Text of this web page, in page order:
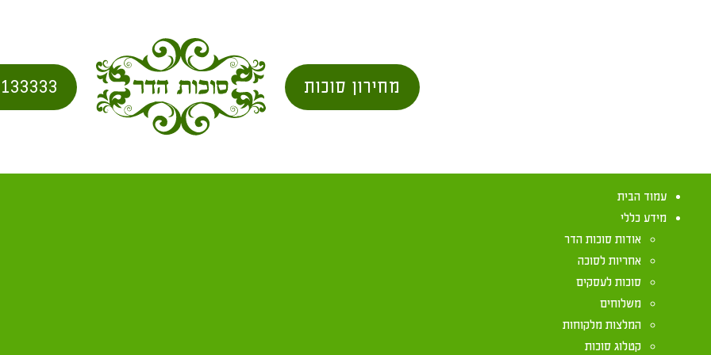
מחירון סוכות
עמוד הבית
מידע כללי
אודות סוכות הדר
אחריות לסוכה
סוכות לעסקים
משלוחים
המלצות מלקוחות
קטלוג סוכותמשנה ברורה הלכות ישיבה בסוכה